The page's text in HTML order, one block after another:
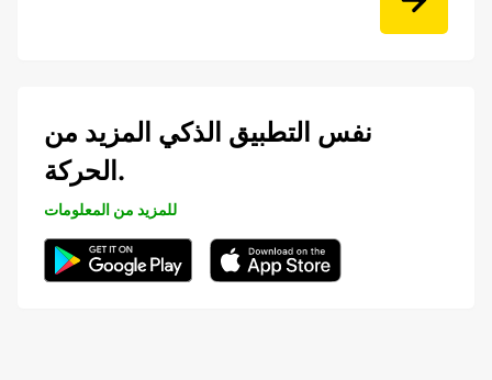
نفس التطبيق الذكي المزيد من
الحركة.
للمزيد من المعلومات